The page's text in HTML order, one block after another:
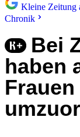
Kleine Zeitung
Chronik
Bei
haben